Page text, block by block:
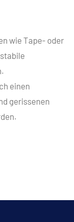
wie Tape- oder
einen
gerissenen